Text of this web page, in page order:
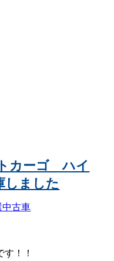
カーゴ ハイ
ました
中古車
！！